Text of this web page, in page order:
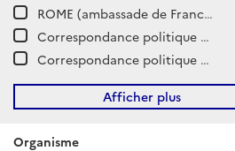
ROME (ambassade de France près le Saint-Siège) - fonds dit « Rome Saint-Siège »
Correspondance politique / Venise
Correspondance politique / Toscane
Afficher plus
Organisme